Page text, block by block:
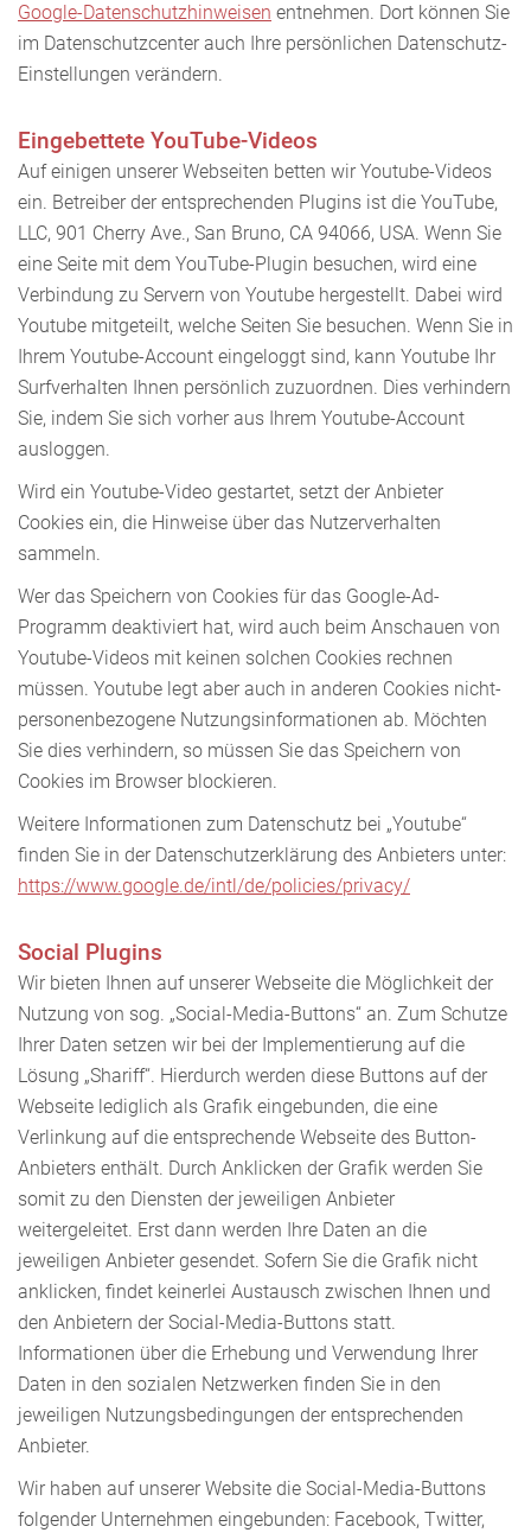
Google-Datenschutzhinweisen entnehmen. Dort können Sie
im Datenschutzcenter auch Ihre persönlichen Datenschutz-
Einstellungen verändern.
Eingebettete YouTube-Videos
Auf einigen unserer Webseiten betten wir Youtube-Videos
ein. Betreiber der entsprechenden Plugins ist die YouTube,
LLC, 901 Cherry Ave., San Bruno, CA 94066, USA. Wenn Sie
eine Seite mit dem YouTube-Plugin besuchen, wird eine
Verbindung zu Servern von Youtube hergestellt. Dabei wird
Youtube mitgeteilt, welche Seiten Sie besuchen. Wenn Sie in
Ihrem Youtube-Account eingeloggt sind, kann Youtube Ihr
Surfverhalten Ihnen persönlich zuzuordnen. Dies verhindern
Sie, indem Sie sich vorher aus Ihrem Youtube-Account
ausloggen.
Wird ein Youtube-Video gestartet, setzt der Anbieter
Cookies ein, die Hinweise über das Nutzerverhalten
sammeln.
Wer das Speichern von Cookies für das Google-Ad-
Programm deaktiviert hat, wird auch beim Anschauen von
Youtube-Videos mit keinen solchen Cookies rechnen
müssen. Youtube legt aber auch in anderen Cookies nicht-
personenbezogene Nutzungsinformationen ab. Möchten
Sie dies verhindern, so müssen Sie das Speichern von
Cookies im Browser blockieren.
Weitere Informationen zum Datenschutz bei „Youtube“
finden Sie in der Datenschutzerklärung des Anbieters unter:
https://www.google.de/intl/de/policies/privacy/
Social Plugins
Wir bieten Ihnen auf unserer Webseite die Möglichkeit der
Nutzung von sog. „Social-Media-Buttons“ an. Zum Schutze
Ihrer Daten setzen wir bei der Implementierung auf die
Lösung „Shariff“. Hierdurch werden diese Buttons auf der
Webseite lediglich als Grafik eingebunden, die eine
Verlinkung auf die entsprechende Webseite des Button-
Anbieters enthält. Durch Anklicken der Grafik werden Sie
somit zu den Diensten der jeweiligen Anbieter
weitergeleitet. Erst dann werden Ihre Daten an die
jeweiligen Anbieter gesendet. Sofern Sie die Grafik nicht
anklicken, findet keinerlei Austausch zwischen Ihnen und
den Anbietern der Social-Media-Buttons statt.
Informationen über die Erhebung und Verwendung Ihrer
Daten in den sozialen Netzwerken finden Sie in den
jeweiligen Nutzungsbedingungen der entsprechenden
Anbieter.
Wir haben auf unserer Website die Social-Media-Buttons
folgender Unternehmen eingebunden: Facebook, Twitter,